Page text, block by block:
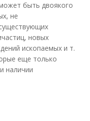
быть двоякого
не
новых
ископаемых и т.
еще только
наличии